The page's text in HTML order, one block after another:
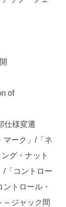
of
仕様変遷
マーク」/「ネ
グ・ナット
/「コントロー
トロール・
～ジャック間